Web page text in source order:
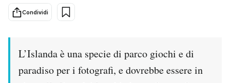
Politica
Scienza
Cultura
Media
Europa
Condividi
L’Islanda è una specie di parco giochi e di
paradiso per i fotografi, e dovrebbe essere in